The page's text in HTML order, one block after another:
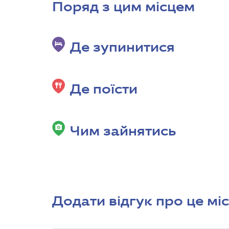
Поряд з цим місцем
Де зупинитися
Де поїсти
Чим зайнятись
Додати відгук про це